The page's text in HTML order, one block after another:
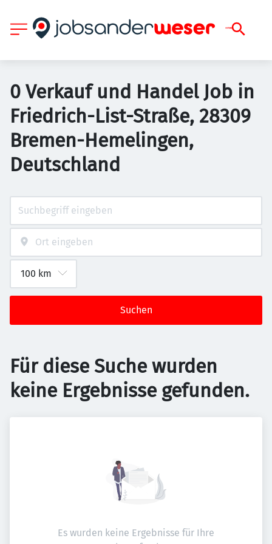
0 Verkauf und Handel Job in
Friedrich-List-Straße, 28309
Bremen-Hemelingen,
Deutschland
Suchen
Für diese Suche wurden
keine Ergebnisse gefunden.
Es wurden keine Ergebnisse für Ihre